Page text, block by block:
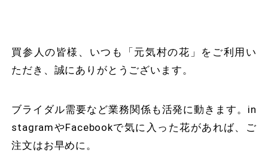
買参人の皆様、いつも「元気村の花」をご利用い
ただき、誠にありがとうございます。
ブライダル需要など業務関係も活発に動きます。in
stagramやFacebookで気に入った花があれば、ご
注文はお早めに。